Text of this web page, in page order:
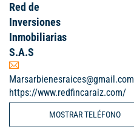
Red de
Inversiones
Inmobiliarias
S.A.S
Marsarbienesraices@gmail.com
https://www.redfincaraiz.com/
MOSTRAR TELÉFONO